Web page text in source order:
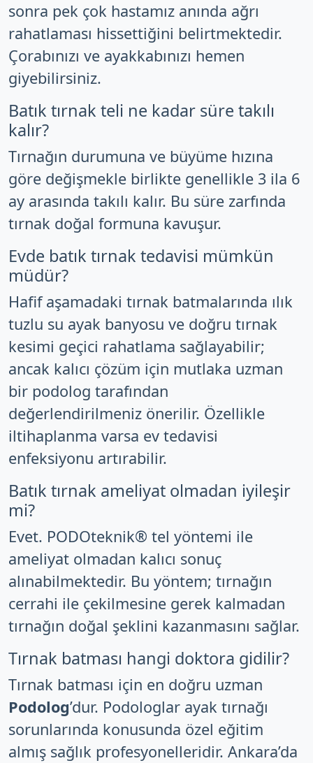
sonra pek çok hastamız anında ağrı
rahatlaması hissettiğini belirtmektedir.
Çorabınızı ve ayakkabınızı hemen
giyebilirsiniz.
Batık tırnak teli ne kadar süre takılı
kalır?
Tırnağın durumuna ve büyüme hızına
göre değişmekle birlikte genellikle 3 ila 6
ay arasında takılı kalır. Bu süre zarfında
tırnak doğal formuna kavuşur.
Evde batık tırnak tedavisi mümkün
müdür?
Hafif aşamadaki tırnak batmalarında ılık
tuzlu su ayak banyosu ve doğru tırnak
kesimi geçici rahatlama sağlayabilir;
ancak kalıcı çözüm için mutlaka uzman
bir podolog tarafından
değerlendirilmeniz önerilir. Özellikle
iltihaplanma varsa ev tedavisi
enfeksiyonu artırabilir.
Batık tırnak ameliyat olmadan iyileşir
mi?
Evet. PODOteknik® tel yöntemi ile
ameliyat olmadan kalıcı sonuç
alınabilmektedir. Bu yöntem; tırnağın
cerrahi ile çekilmesine gerek kalmadan
tırnağın doğal şeklini kazanmasını sağlar.
Tırnak batması hangi doktora gidilir?
Tırnak batması için en doğru uzman
Podolog’dur. Podologlar ayak tırnağı
sorunlarında konusunda özel eğitim
almış sağlık profesyonelleridir. Ankara’da